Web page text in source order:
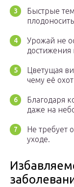
Быстрые
Урожай не
достижения
Цветущая
чему её
Благодаря
даже на
Не требует
уходе.